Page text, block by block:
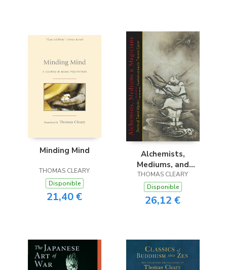
Minding Mind
THOMAS CLEARY
Disponible
21,40 €
Alchemists,
Mediums, and
Magicians
THOMAS CLEARY
Disponible
26,12 €